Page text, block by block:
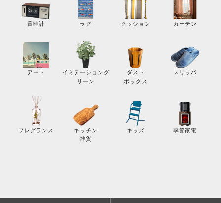
置時計 ラグ クッション カーテン
アート
イミテーショング
リーン
ダスト
ボックス
スリッパ
フレグランス
キッチン
雑貨
キッズ 季節家電